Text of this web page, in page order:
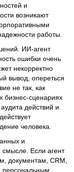
и
возникают
работы.
ИИ-агент
ошибки очень
некорректно
вывод, опереться
не так, как
бизнес-сценариях
действий и
человека.
и
Если агент
документам, CRM,
персональным